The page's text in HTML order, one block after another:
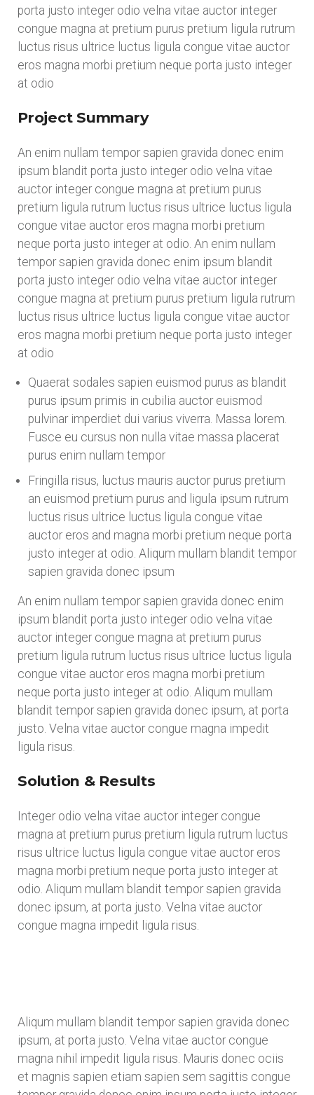
porta justo integer odio velna vitae auctor integer
congue magna at pretium purus pretium ligula rutrum
luctus risus ultrice luctus ligula congue vitae auctor
eros magna morbi pretium neque porta justo integer
at odio
Project Summary
An enim nullam tempor sapien gravida donec enim
ipsum blandit porta justo integer odio velna vitae
auctor integer congue magna at pretium purus
pretium ligula rutrum luctus risus ultrice luctus ligula
congue vitae auctor eros magna morbi pretium
neque porta justo integer at odio. An enim nullam
tempor sapien gravida donec enim ipsum blandit
porta justo integer odio velna vitae auctor integer
congue magna at pretium purus pretium ligula rutrum
luctus risus ultrice luctus ligula congue vitae auctor
eros magna morbi pretium neque porta justo integer
at odio
Quaerat sodales sapien euismod purus as blandit
purus ipsum primis in cubilia auctor euismod
pulvinar imperdiet dui varius viverra. Massa lorem.
Fusce eu cursus non nulla vitae massa placerat
purus enim nullam tempor
Fringilla risus, luctus mauris auctor purus pretium
an euismod pretium purus and ligula ipsum rutrum
luctus risus ultrice luctus ligula congue vitae
auctor eros and magna morbi pretium neque porta
justo integer at odio. Aliqum mullam blandit tempor
sapien gravida donec ipsum
An enim nullam tempor sapien gravida donec enim
ipsum blandit porta justo integer odio velna vitae
auctor integer congue magna at pretium purus
pretium ligula rutrum luctus risus ultrice luctus ligula
congue vitae auctor eros magna morbi pretium
neque porta justo integer at odio. Aliqum mullam
blandit tempor sapien gravida donec ipsum, at porta
justo. Velna vitae auctor congue magna impedit
ligula risus.
Solution & Results
Integer odio velna vitae auctor integer congue
magna at pretium purus pretium ligula rutrum luctus
risus ultrice luctus ligula congue vitae auctor eros
magna morbi pretium neque porta justo integer at
odio. Aliqum mullam blandit tempor sapien gravida
donec ipsum, at porta justo. Velna vitae auctor
congue magna impedit ligula risus.
Aliqum mullam blandit tempor sapien gravida donec
ipsum, at porta justo. Velna vitae auctor congue
magna nihil impedit ligula risus. Mauris donec ociis
et magnis sapien etiam sapien sem sagittis congue